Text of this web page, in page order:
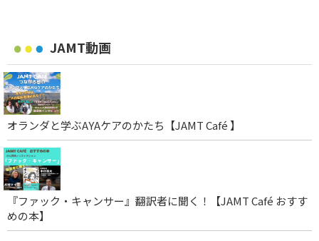
JAMT動画
オランダと学ぶAYAケアのかたち【JAMT Café 】
『ファック・キャンサー』翻訳者に聞く！【JAMT Café おすす
めの本】